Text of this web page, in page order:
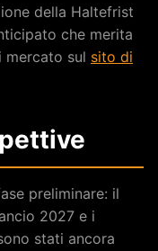
della Haltefrist
che merita
sul sito di
preliminare: il
2027 e i
stati ancora